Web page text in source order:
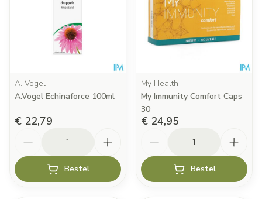
A. Vogel
A.Vogel Echinaforce 100ml
€ 22,79
Bestel
My Health
My Immunity Comfort Caps
30
€ 24,95
Bestel